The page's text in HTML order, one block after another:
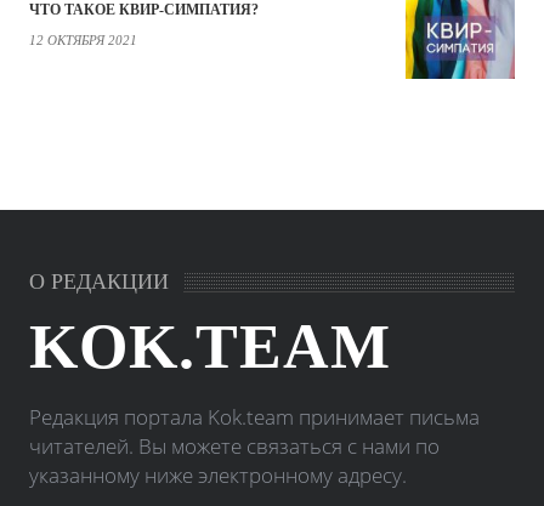
ЧТО ТАКОЕ КВИР-СИМПАТИЯ?
12 ОКТЯБРЯ 2021
О РЕДАКЦИИ
KOK.TEAM
Редакция портала Kok.team принимает письма
читателей. Вы можете связаться с нами по
указанному ниже электронному адресу.